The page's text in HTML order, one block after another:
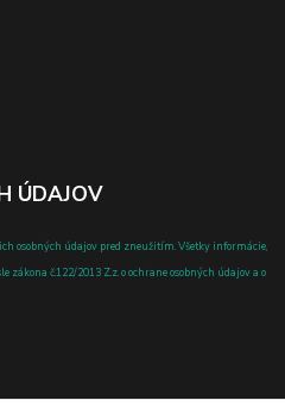
ÚDAJOV
osobných údajov pred zneužitím. Všetky informácie,
zákona č.122/2013 Z.z. o ochrane osobných údajov a o